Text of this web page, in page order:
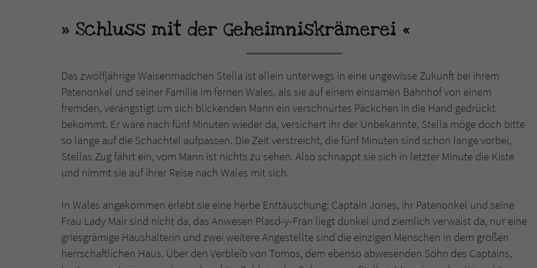
Schluss mit der Geheimniskrämerei
Das zwölfjährige Waisenmädchen Stella ist allein unterwegs in eine ungewisse Zukunft bei ihrem
Patenonkel und seiner Familie im fernen Wales, als sie auf einem einsamen Bahnhof von einem
fremden, verängstigt um sich blickenden Mann ein verschnürtes Päckchen in die Hand gedrückt
bekommt. Er wäre nach fünf Minuten wieder da, versichert ihr der Unbekannte, Stella möge doch bitte
so lange auf die Schachtel aufpassen. Die Zeit verstreicht, die fünf Minuten sind schon lange vorbei,
Stellas Zug fährt ein, vom Mann ist nichts zu sehen. Also schnappt sie sich in letzter Minute die Kiste
und nimmt sie auf ihrer Reise nach Wales mit sich.
In Wales angekommen erlebt sie eine herbe Enttäuschung: Captain Jones, ihr Patenonkel und seine
Frau Lady Mair sind nicht da, das Anwesen Plasd-y-Fran liegt dunkel und ziemlich verwaist da, nur eine
griesgrämige Haushälterin und zwei weitere Angestellte sind die einzigen Menschen in dem großen
herrschaftlichen Haus. Über den Verbleib von Tomos, dem ebenso abwesenden Sohn des Captains,
Name tx_pwcomments_ahash
Anbieter
Laufzeit 1 Jahr
Zweck Cookie für Kommentare einzelner Buchtitel
Name fe_typo_user
Anbieter
Laufzeit Session
Zweck
Dieses Cookie gewährleistet die Kommunikation der
Webseite mit dem Benutzer. Es wird benötigt um z. B.
den Sicherheitscode des Kontaktformulars zu